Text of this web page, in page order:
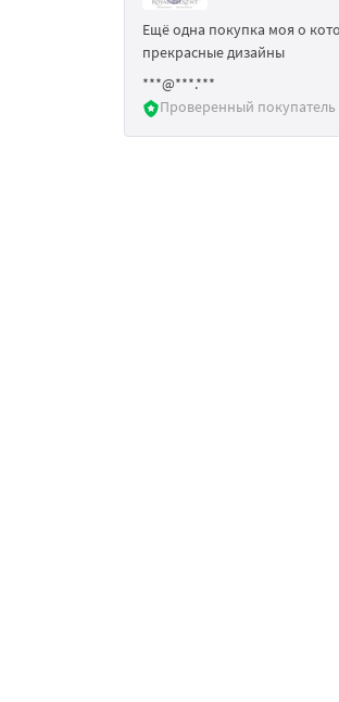
Ещё одна покупка моя о
прекрасные дизайны
***@***.***
Проверенный покупатель